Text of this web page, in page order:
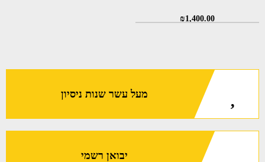
₪1,400.00
מעל עשר שנות ניסיון
יבואן רשמי